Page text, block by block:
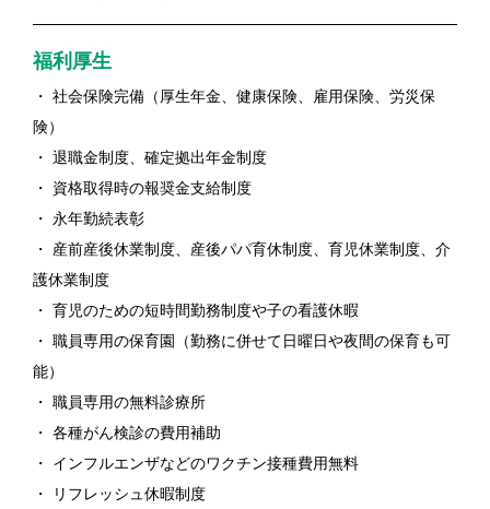
福利厚生
・ 社会保険完備（厚生年金、健康保険、雇用保険、労災保
険）
・ 退職金制度、確定拠出年金制度
・ 資格取得時の報奨金支給制度
・ 永年勤続表彰
・ 産前産後休業制度、産後パパ育休制度、育児休業制度、介
護休業制度
・ 育児のための短時間勤務制度や子の看護休暇
・ 職員専用の保育園（勤務に併せて日曜日や夜間の保育も可
能）
・ 職員専用の無料診療所
・ 各種がん検診の費用補助
・ インフルエンザなどのワクチン接種費用無料
・ リフレッシュ休暇制度